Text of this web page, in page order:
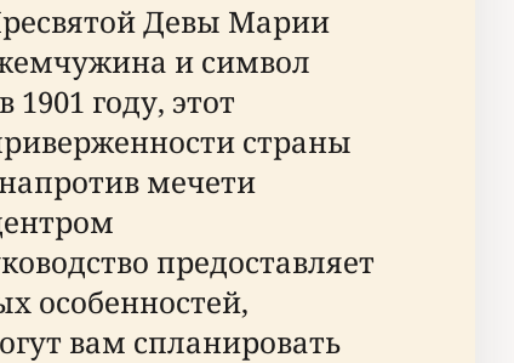
Девы Марии
и символ
году, этот
страны
мечети
предоставляет
особенностей,
вам спланировать